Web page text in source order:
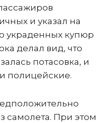
и указал на
украденных купюр
делал вид, что
потасовка, и
полицейские.
самолета. При этом